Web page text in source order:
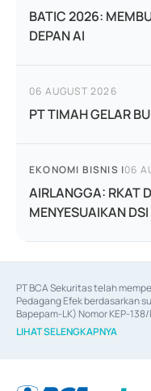
BATIC 2026:
DEPAN AI
06 AUGUST 2026
PT TIMAH GELAR
EKONOMI BISNIS |06
AIRLANGGA: RKAT
MENYESUAIKAN
PT BCA Sekuritas telah
Pedagang Efek berdasarkan
Bapepam-LK) Nomor KEP-
06/D.04/2014 tanggal 28
Efek berdasarkan surat
LIHAT SELENGKAPNYA